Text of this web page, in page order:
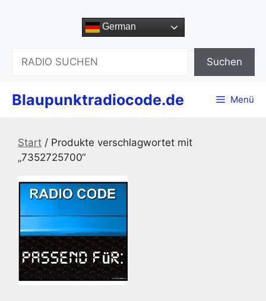
German
Suchen
Blaupunktradiocode.de Menü
Start / Produkte verschlagwortet mit
„7352725700“